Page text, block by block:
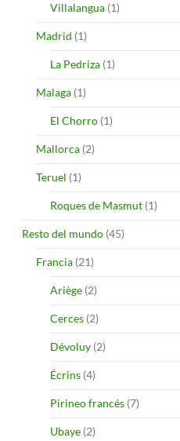
Villalangua (1)
Madrid (1)
La Pedriza (1)
Malaga (1)
El Chorro (1)
Mallorca (2)
Teruel (1)
Roques de Masmut (1)
Resto del mundo (45)
Francia (21)
Ariège (2)
Cerces (2)
Dévoluy (2)
Écrins (4)
Pirineo francés (7)
Ubaye (2)